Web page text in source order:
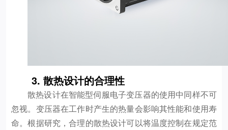
3. 散热设计的合理性
散热设计在智能型伺服电子变压器的使用中同样不可
忽视。变压器在工作时产生的热量会影响其性能和使用寿
命。根据研究，合理的散热设计可以将温度控制在规定范